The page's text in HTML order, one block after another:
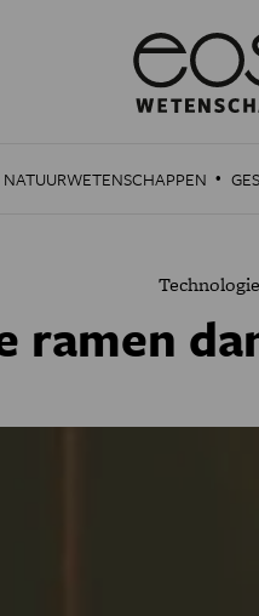
NATUURWETENSCHAPPEN ·
Technologie
ramen